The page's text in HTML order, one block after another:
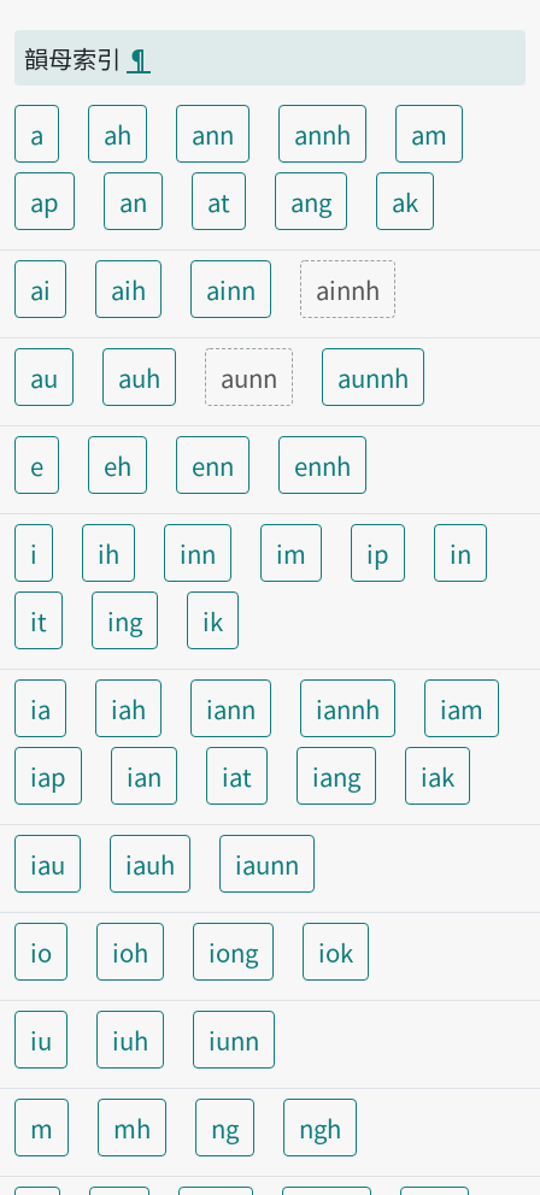
韻母索引 ¶
a ah ann annh
am
ap
an at ang ak
ai aih ainn ainnh
au auh aunn aunnh
e eh enn ennh
i ih inn im ip
in
it
ing ik
ia iah iann iannh
iam
iap
ian iat iang iak
iau iauh iaunn
io ioh iong iok
iu iuh iunn
m mh ng ngh